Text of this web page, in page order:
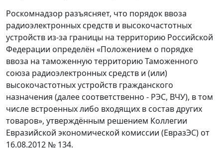
Роскомнадзор разъясняет, что порядок ввоза
радиоэлектронных средств и высокочастотных
устройств из-за границы на территорию Российской
Федерации определён «Положением о порядке
ввоза на таможенную территорию Таможенного
союза радиоэлектронных средств и (или)
высокочастотных устройств гражданского
назначения (далее соответственно - РЭС, ВЧУ), в том
числе встроенных либо входящих в состав других
товаров», утверждённым решением Коллегии
Евразийской экономической комиссии (ЕвразЭС) от
16.08.2012 № 134.